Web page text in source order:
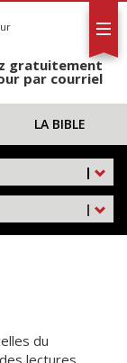
gratuitement
par courriel
LA BIBLE
|
|
du
lectures